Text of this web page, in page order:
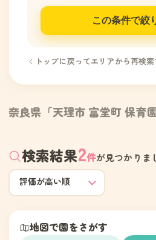
この条件で絞
トップに戻ってエリアから再検索
奈良県「天理市 富堂町 保育
検索結果2件が見つかりま
地図で園をさがす